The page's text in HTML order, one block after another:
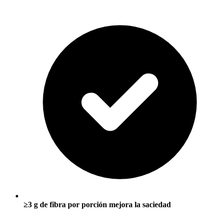
≥3 g de fibra por porción mejora la saciedad